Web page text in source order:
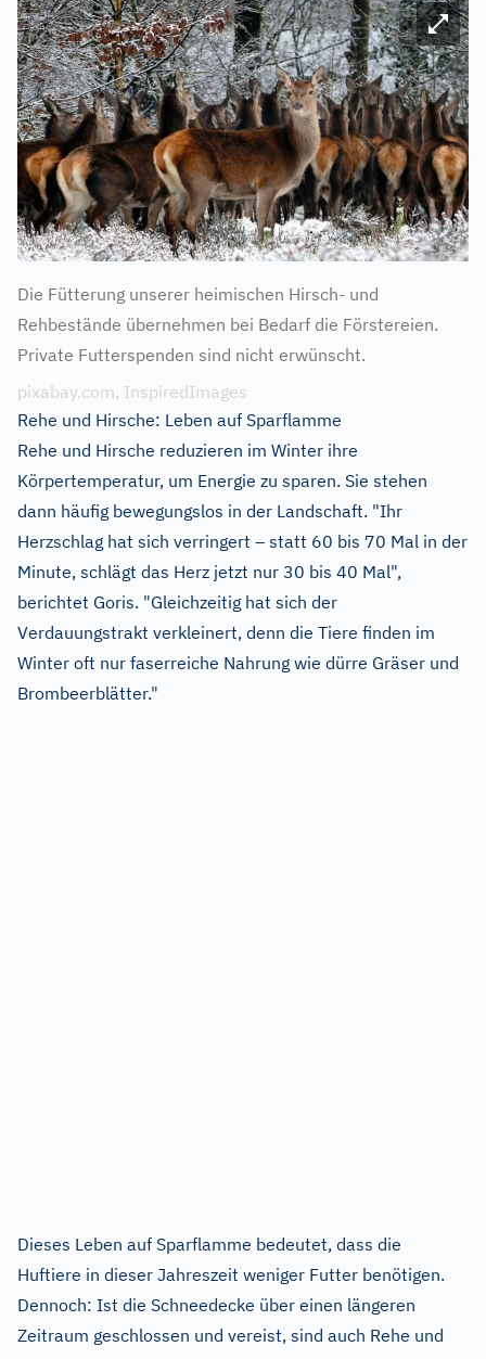
Bild
Die Fütterung unserer heimischen Hirsch- und
Rehbestände übernehmen bei Bedarf die Förstereien.
Private Futterspenden sind nicht erwünscht.
pixabay.com, InspiredImages
Rehe und Hirsche: Leben auf Sparflamme
Rehe und Hirsche reduzieren im Winter ihre
Körpertemperatur, um Energie zu sparen. Sie stehen
dann häufig bewegungslos in der Landschaft. "Ihr
Herzschlag hat sich verringert – statt 60 bis 70 Mal in der
Minute, schlägt das Herz jetzt nur 30 bis 40 Mal",
berichtet Goris. "Gleichzeitig hat sich der
Verdauungstrakt verkleinert, denn die Tiere finden im
Winter oft nur faserreiche Nahrung wie dürre Gräser und
Brombeerblätter."
Dieses Leben auf Sparflamme bedeutet, dass die
Huftiere in dieser Jahreszeit weniger Futter benötigen.
Dennoch: Ist die Schneedecke über einen längeren
Zeitraum geschlossen und vereist, sind auch Rehe und